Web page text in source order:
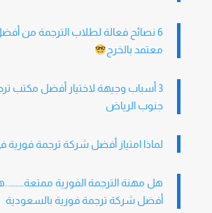
6 نصائح فعالة لطلاب الترجمة من
معتمد بالخرج
3 أسباب وجيهة لاختيار أفضل مكتب
جنوب الرياض
لماذا امتياز أفضل شركة ترجمة فورية
هل مهنة الترجمة الفورية
أفضل شركة ترجمة فورية بالسعودية